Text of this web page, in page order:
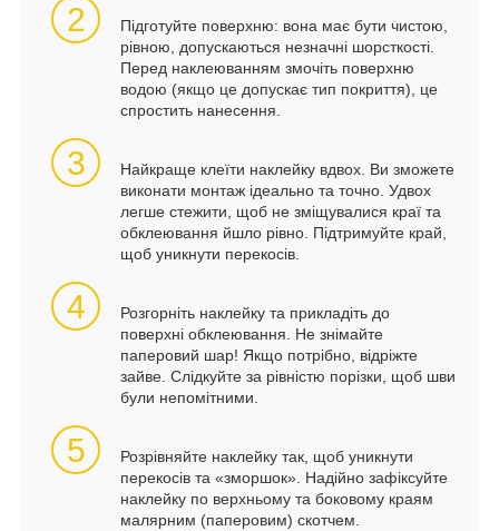
2
Підготуйте поверхню: вона має бути чистою,
рівною, допускаються незначні шорсткості.
Перед наклеюванням змочіть поверхню
водою (якщо це допускає тип покриття), це
спростить нанесення.
3
Найкраще клеїти наклейку вдвох. Ви зможете
виконати монтаж ідеально та точно. Удвох
легше стежити, щоб не зміщувалися краї та
обклеювання йшло рівно. Підтримуйте край,
щоб уникнути перекосів.
4
Розгорніть наклейку та прикладіть до
поверхні обклеювання. Не знімайте
паперовий шар! Якщо потрібно, відріжте
зайве. Слідкуйте за рівністю порізки, щоб шви
були непомітними.
5
Розрівняйте наклейку так, щоб уникнути
перекосів та «зморшок». Надійно зафіксуйте
наклейку по верхньому та боковому краям
малярним (паперовим) скотчем.